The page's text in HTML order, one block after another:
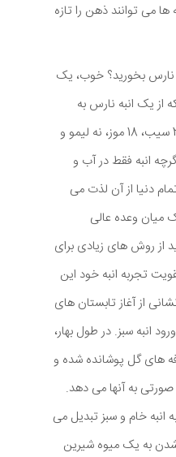
می توانند ذهن را تازه
نارس بخورید؟ خوب، یک
یک انبه نارس به
اندازه ویتامین C به اندازه 35 سیب، 18 موز، نه لیمو و
انبه فقط در آب و
دنیا از آن لذت می
میان وعده عالی
از روش های زیادی برای
تجربه انبه خود این
از آغاز تابستان های
انبه سبز. در طول بهار،
های گل پوشانده شده و
به آنها می دهد.
انبه خام و سبز تبدیل می
شدن به یک میوه شیرین